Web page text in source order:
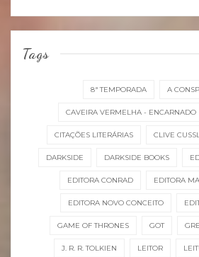
Tags
8ª TEMPORADA A
CAVEIRA VERMELHA - ENCARNADO
CITAÇÕES LITERÁRIAS CLIVE
DARKSIDE DARKSIDE BOOKS
EDITORA CONRAD EDITORA
EDITORA NOVO CONCEITO
GAME OF THRONES GOT
J. R. R. TOLKIEN LEITOR